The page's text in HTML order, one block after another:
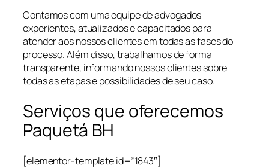
Contamos com uma equipe de advogados
experientes, atualizados e capacitados para
atender aos nossos clientes em todas as fases do
processo. Além disso, trabalhamos de forma
transparente, informando nossos clientes sobre
todas as etapas e possibilidades de seu caso.
Serviços que oferecemos
Paquetá BH
[elementor-template id=”1843″]